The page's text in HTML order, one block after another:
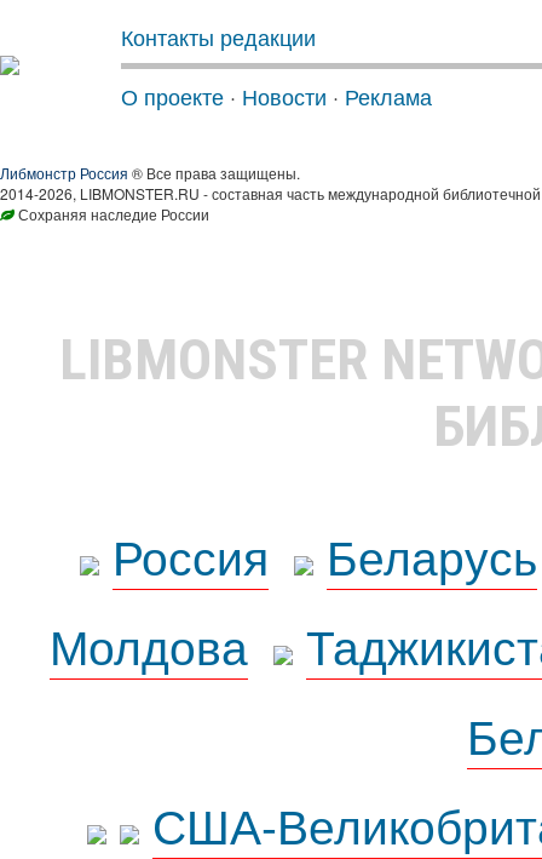
Контакты редакции
О проекте · Новости · Реклама
Либмонстр Россия ® Все права защищены.
2014-2026, LIBMONSTER.RU - составная часть международной
Сохраняя наследие России
LIBMONSTER
Россия
Беларусь
Молдова
США-